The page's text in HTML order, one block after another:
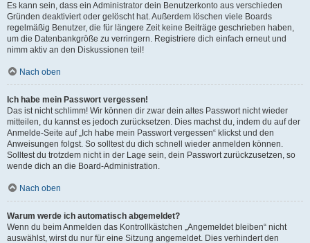
Es kann sein, dass ein Administrator dein Benutzerkonto aus verschieden
Gründen deaktiviert oder gelöscht hat. Außerdem löschen viele Boards
regelmäßig Benutzer, die für längere Zeit keine Beiträge geschrieben haben,
um die Datenbankgröße zu verringern. Registriere dich einfach erneut und
nimm aktiv an den Diskussionen teil!
Nach oben
Ich habe mein Passwort vergessen!
Das ist nicht schlimm! Wir können dir zwar dein altes Passwort nicht wieder
mitteilen, du kannst es jedoch zurücksetzen. Dies machst du, indem du auf der
Anmelde-Seite auf „Ich habe mein Passwort vergessen“ klickst und den
Anweisungen folgst. So solltest du dich schnell wieder anmelden können.
Solltest du trotzdem nicht in der Lage sein, dein Passwort zurückzusetzen, so
wende dich an die Board-Administration.
Nach oben
Warum werde ich automatisch abgemeldet?
Wenn du beim Anmelden das Kontrollkästchen „Angemeldet bleiben“ nicht
auswählst, wirst du nur für eine Sitzung angemeldet. Dies verhindert den